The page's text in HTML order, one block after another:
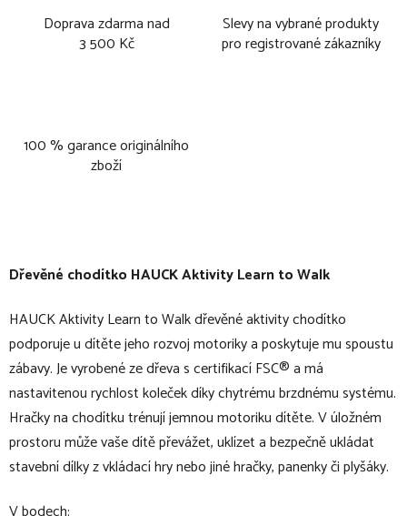
Doprava zdarma nad
3 500 Kč
Slevy na vybrané produkty
pro registrované zákazníky
100 % garance originálního
zboží
Dřevěné chodítko HAUCK Aktivity Learn to Walk
HAUCK Aktivity Learn to Walk dřevěné aktivity chodítko
podporuje u dítěte jeho rozvoj motoriky a poskytuje mu spoustu
zábavy. Je vyrobené ze dřeva s certifikací FSC® a má
nastavitenou rychlost koleček díky chytrému brzdnému systému.
Hračky na chodítku trénují jemnou motoriku dítěte. V úložném
prostoru může vaše dítě převážet, uklízet a bezpečně ukládat
stavební dílky z vkládací hry nebo jiné hračky, panenky či plyšáky.